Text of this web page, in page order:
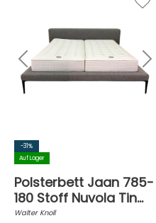
-31%
Auf Lager
Polsterbett Jaan 785-
180 Stoff Nuvola Tin
Grau ohne Matratzen
Walter Knoll